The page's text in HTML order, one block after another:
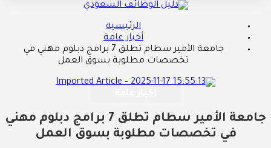
الرئيسية
أخبار عامة
جامعة الأمير سطام تطلق 7 برامج دبلوم مهني في
تخصصات مطلوبة بسوق العمل
جامعة الأمير سطام تطلق 7 برامج دبلوم مهني
في تخصصات مطلوبة بسوق العمل